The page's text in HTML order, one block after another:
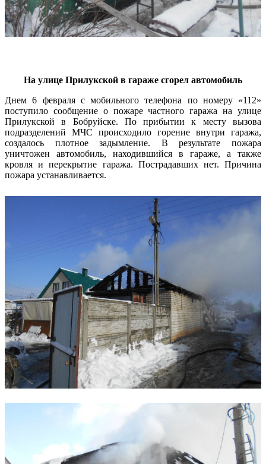
На улице Прилукской в гараже сгорел автомобиль
Днем 6 февраля с мобильного телефона по номеру «112»
поступило сообщение о пожаре частного гаража на улице
Прилукской в Бобруйске. По прибытии к месту вызова
подразделений МЧС происходило горение внутри гаража,
создалось плотное задымление. В результате пожара
уничтожен автомобиль, находившийся в гараже, а также
кровля и перекрытие гаража. Пострадавших нет. Причина
пожара устанавливается.